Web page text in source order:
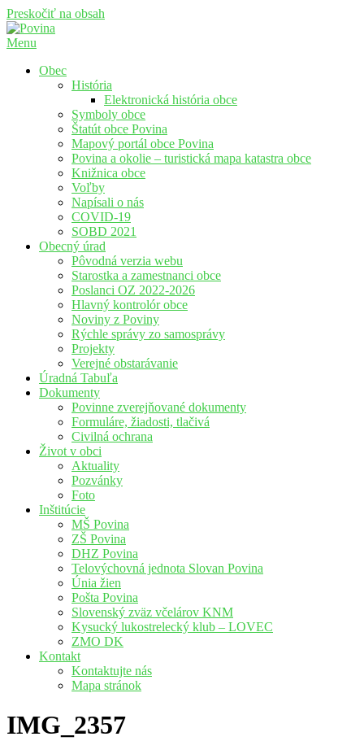
Preskočiť na obsah
Menu
Obec
História
Elektronická história obce
Symboly obce
Štatút obce Povina
Mapový portál obce Povina
Povina a okolie – turistická mapa katastra obce
Knižnica obce
Voľby
Napísali o nás
COVID-19
SOBD 2021
Obecný úrad
Pôvodná verzia webu
Starostka a zamestnanci obce
Poslanci OZ 2022-2026
Hlavný kontrolór obce
Noviny z Poviny
Rýchle správy zo samosprávy
Projekty
Verejné obstarávanie
Úradná Tabuľa
Dokumenty
Povinne zverejňované dokumenty
Formuláre, žiadosti, tlačivá
Civilná ochrana
Život v obci
Aktuality
Pozvánky
Foto
Inštitúcie
MŠ Povina
ZŠ Povina
DHZ Povina
Telovýchovná jednota Slovan Povina
Únia žien
Pošta Povina
Slovenský zväz včelárov KNM
Kysucký lukostrelecký klub – LOVEC
ZMO DK
Kontakt
Kontaktujte nás
Mapa stránok
IMG_2357